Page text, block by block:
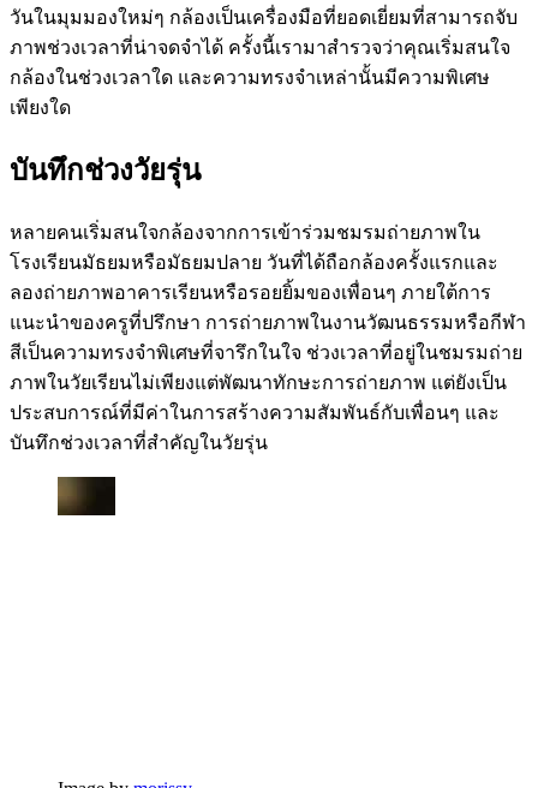
วันในมุมมองใหม่ๆ กล้องเป็นเครื่องมือที่ยอดเยี่ยมที่สามารถจับ
ภาพช่วงเวลาที่น่าจดจำได้ ครั้งนี้เรามาสำรวจว่าคุณเริ่มสนใจ
กล้องในช่วงเวลาใด และความทรงจำเหล่านั้นมีความพิเศษ
เพียงใด
บันทึกช่วงวัยรุ่น
หลายคนเริ่มสนใจกล้องจากการเข้าร่วมชมรมถ่ายภาพใน
โรงเรียนมัธยมหรือมัธยมปลาย วันที่ได้ถือกล้องครั้งแรกและ
ลองถ่ายภาพอาคารเรียนหรือรอยยิ้มของเพื่อนๆ ภายใต้การ
แนะนำของครูที่ปรึกษา การถ่ายภาพในงานวัฒนธรรมหรือกีฬา
สีเป็นความทรงจำพิเศษที่จารึกในใจ ช่วงเวลาที่อยู่ในชมรมถ่าย
ภาพในวัยเรียนไม่เพียงแต่พัฒนาทักษะการถ่ายภาพ แต่ยังเป็น
ประสบการณ์ที่มีค่าในการสร้างความสัมพันธ์กับเพื่อนๆ และ
บันทึกช่วงเวลาที่สำคัญในวัยรุ่น